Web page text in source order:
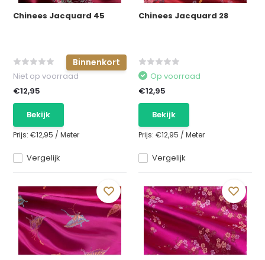
Chinees Jacquard 45
Binnenkort
Vergelijk
Niet op voorraad
€12,95
Bekijk
Prijs:€12,95 /Meter
Chinees Jacquard 28
Vergelijk
Op voorraad
€12,95
Bekijk
Prijs: €12,95 / Meter